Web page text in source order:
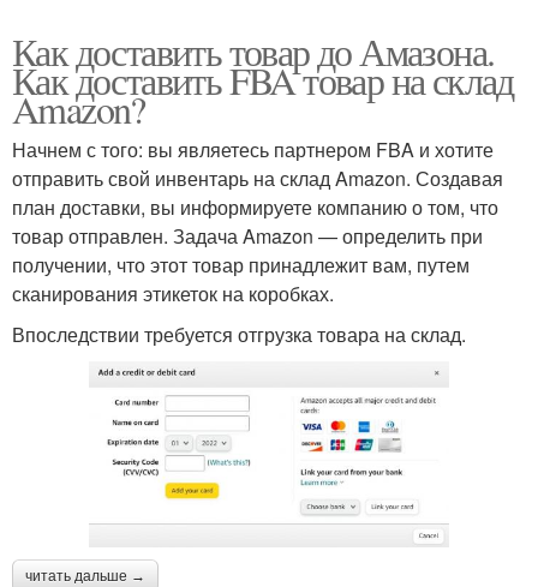
Как доставить товар до Амазона.
Как доставить FBA товар на склад
Amazon?
Начнем с того: вы являетесь партнером FBA и хотите
отправить свой инвентарь на склад Amazon. Создавая
план доставки, вы информируете компанию о том, что
товар отправлен. Задача Amazon — определить при
получении, что этот товар принадлежит вам, путем
сканирования этикеток на коробках.
Впоследствии требуется отгрузка товара на склад.
читать дальше →